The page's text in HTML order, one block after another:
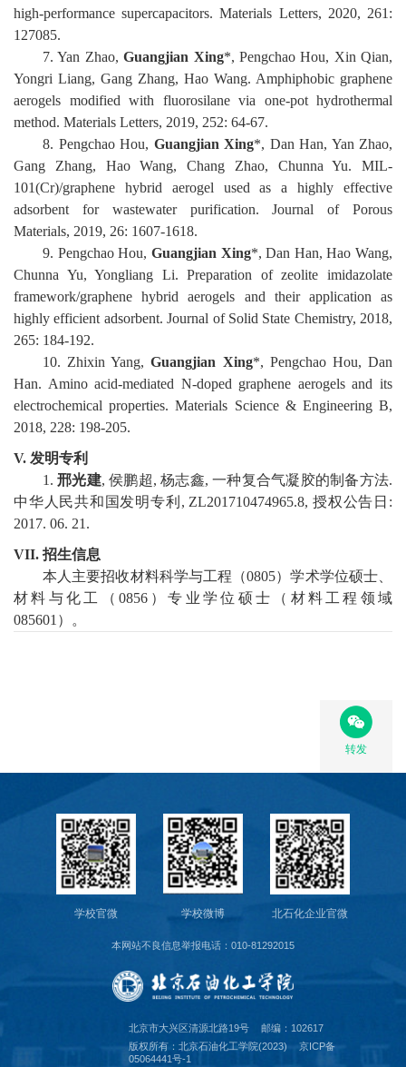
high-performance supercapacitors. Materials Letters, 2020, 261 :
127085.
7.Yan Zhao,Guangjian Xing*, Pengchao Hou, Xin Qian,
Yongri Liang, Gang Zhang, Hao Wang. Amphiphobic graphene
aerogels modified with fluorosilane via one-pot hydrothermal
method. Materials Letters, 2019, 252: 64-67.
8. Pengchao Hou, Guangjian Xing*, Dan Han, Yan Zhao,
Gang Zhang, Hao Wang, Chang Zhao, Chunna Yu. MIL-
101(Cr)/graphene hybrid aerogel used as a highly effective
adsorbent for wastewater purification. Journal of Porous
Materials, 2019, 26: 1607-1618.
9. Pengchao Hou, Guangjian Xing*, Dan Han, Hao Wang,
Chunna Yu, Yongliang Li. Preparation of zeolite imidazolate
framework/graphene hybrid aerogels and their application as
highly efficient adsorbent. Journal of Solid State Chemistry, 2018,
265: 184-192.
10. Zhixin Yang,Guangjian Xing*, Pengchao Hou, Dan
Han. Amino acid-mediated N-doped graphene aerogels and its
electrochemical properties. Materials Science & Engineering B,
2018, 228: 198-205.
V. 发明专利
1.邢光建,侯鹏超,杨志鑫,一种复合气凝胶的制备方法.
中华人民共和国发明专利 , ZL201710474965.8,授权公告日 :
2017. 06. 21 .
VII. 招生信息
本人主要招收材料科学与工程（0805）学术学位硕士、
材料与化工（ 0856）专业学位硕士（材料工程领域
085601）。
转发
学校官微 学校微博 北石化企业官微
本网站不良信息举报电话：010-81292015
北京市大兴区清源北路19号
邮编：102617
版权所有：北京石油化工学院(2023)
京ICP备
05064441号-1